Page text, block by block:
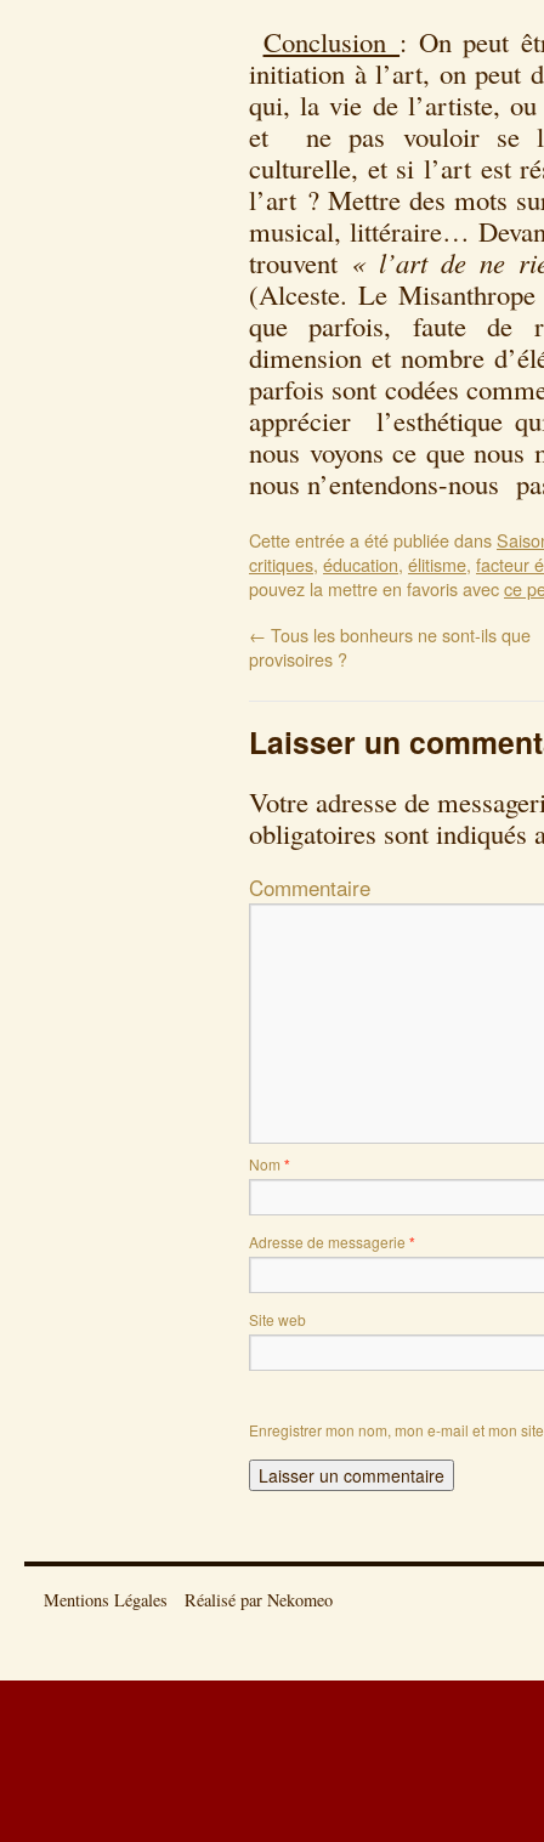
Conclusion : On peut
initiation à l’art, on peut
qui, la vie de l’artiste,
et ne pas vouloir se
culturelle, et si l’art est
l’art ? Mettre des mots
musical, littéraire…
trouvent « l’art de ne
(Alceste. Le
que parfois, faute de
dimension et nombre
parfois sont codées
apprécier l’esthétique
nous voyons ce que
nous n’entendons-nous
Cette entrée a été publiée dans
critiques, éducation, élitisme, facteur
pouvez la mettre en favoris avecce
← Tous les bonheurs ne sont-ils que
provisoires ?
Laisser un
Votre adresse de
obligatoires sont indiqués
Commentaire
Nom *
Adresse de messagerie *
Site web
Enregistrer mon nom, mon e-mail et mon
Mentions Légales Réalisé par Nekomeo